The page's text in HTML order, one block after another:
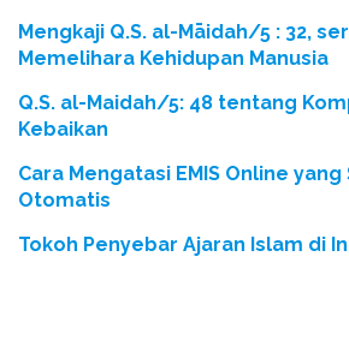
Mengkaji Q.S. al-Māidah/5 : 32,
Memelihara Kehidupan Manusia
Q.S. al-Maidah/5: 48 tentang
Kebaikan
Cara Mengatasi EMIS Online
Otomatis
Tokoh Penyebar Ajaran Islam di